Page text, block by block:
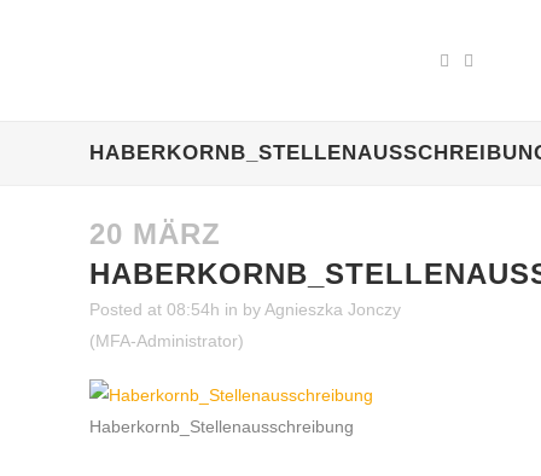
20 MÄRZ
Posted at 08:54h in byAgnieszka Jonczy
(MFA-Administrator)
Haberkornb_Stellenausschreibung